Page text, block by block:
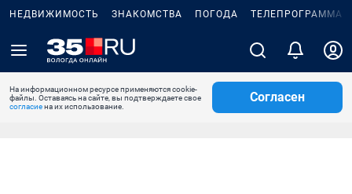
НЕДВИЖИМОСТЬ ЗНАКОМСТВА ПОГОДА ТЕЛЕПРОГРАММА
На информационном ресурсе применяются cookie-
файлы. Оставаясь на сайте, вы подтверждаете свое
согласиена их использование.
Согласен